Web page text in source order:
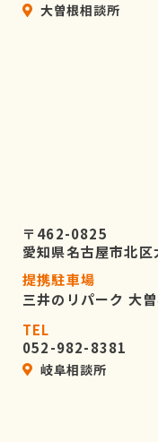
大曽根相談所
〒462-0825
愛知県名古屋市北
提携駐車場
三井のリパーク 大
TEL
052-982-8381
岐阜相談所